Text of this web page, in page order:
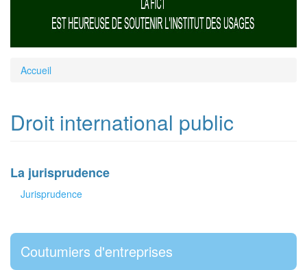
Accueil
Droit international public
La jurisprudence
Jurisprudence
Coutumiers d'entreprises